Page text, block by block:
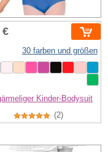
€
30 farben und größen
Kinder-Bodysuit
(2)